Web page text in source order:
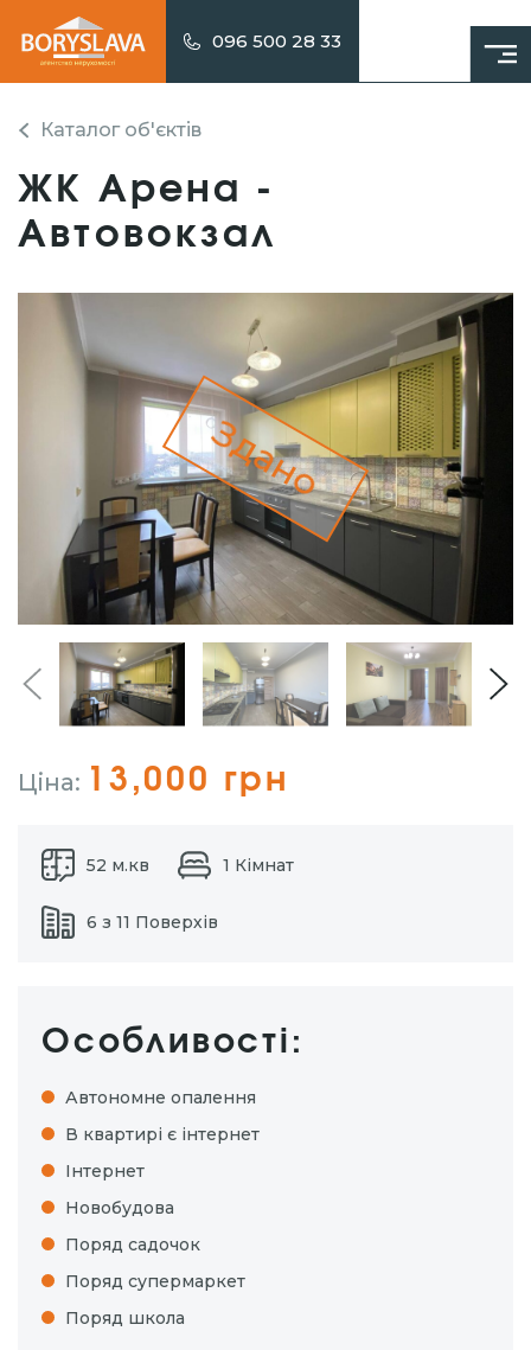
096 500 28 33
Каталог об'єктів
ЖК Арена -
Автовокзал
Здано
Ціна: 13,000 грн
52 м.кв 1 Кімнат
6 з 11 Поверхів
Особливості:
Автономне опалення
В квартирі є інтернет
Інтернет
Новобудова
Поряд садочок
Поряд супермаркет
Поряд школа